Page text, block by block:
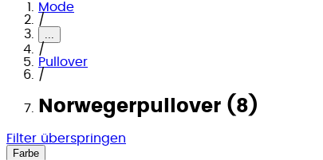
Mode
/
...
/
Pullover
/
Norwegerpullover (8)
Filter überspringen
Farbe